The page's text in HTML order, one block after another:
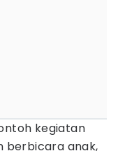
kegiatan
berbicara anak,